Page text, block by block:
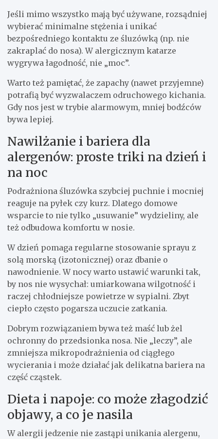
Jeśli mimo wszystko mają być używane, rozsądniej
wybierać minimalne stężenia i unikać
bezpośredniego kontaktu ze śluzówką (np. nie
zakraplać do nosa). W alergicznym katarze
wygrywa łagodność, nie „moc”.
Warto też pamiętać, że zapachy (nawet przyjemne)
potrafią być wyzwalaczem odruchowego kichania.
Gdy nos jest w trybie alarmowym, mniej bodźców
bywa lepiej.
Nawilżanie i bariera dla
alergenów: proste triki na dzień i
na noc
Podrażniona śluzówka szybciej puchnie i mocniej
reaguje na pyłek czy kurz. Dlatego domowe
wsparcie to nie tylko „usuwanie” wydzieliny, ale
też odbudowa komfortu w nosie.
W dzień pomaga regularne stosowanie sprayu z
solą morską (izotonicznej) oraz dbanie o
nawodnienie. W nocy warto ustawić warunki tak,
by nos nie wysychał: umiarkowana wilgotność i
raczej chłodniejsze powietrze w sypialni. Zbyt
ciepło często pogarsza uczucie zatkania.
Dobrym rozwiązaniem bywa też maść lub żel
ochronny do przedsionka nosa. Nie „leczy”, ale
zmniejsza mikropodrażnienia od ciągłego
wycierania i może działać jak delikatna bariera na
część cząstek.
Dieta i napoje: co może złagodzić
objawy, a co je nasila
W alergii jedzenie nie zastąpi unikania alergenu,